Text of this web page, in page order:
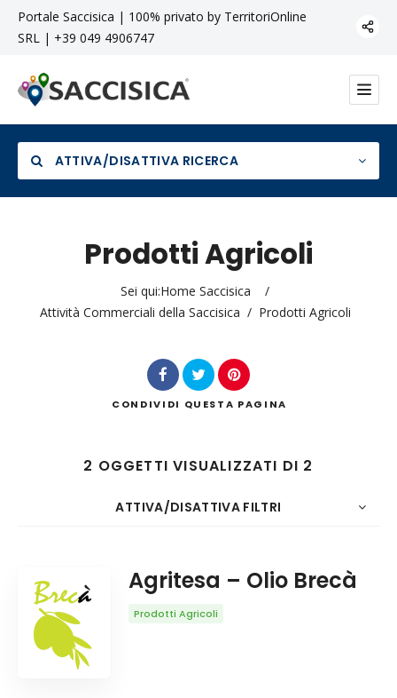
Portale Saccisica | 100% privato by TerritoriOnline
SRL | +39 049 4906747
ATTIVA/DISATTIVA RICERCA
Prodotti Agricoli
Sei qui:Home Saccisica
/
Attività Commerciali della Saccisica / Prodotti Agricoli
CONDIVIDI QUESTA PAGINA
2 OGGETTI VISUALIZZATI DI 2
ATTIVA/DISATTIVA FILTRI
ORDINA PER Data
Agritesa – Olio Brecà
Prodotti Agricoli